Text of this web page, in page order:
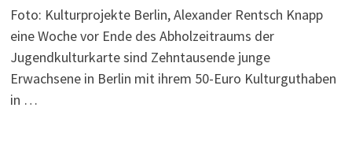
Foto: Kulturprojekte Berlin, Alexander Rentsch Knapp
eine Woche vor Ende des Abholzeitraums der
Jugendkulturkarte sind Zehntausende junge
Erwachsene in Berlin mit ihrem 50-Euro Kulturguthaben
in …